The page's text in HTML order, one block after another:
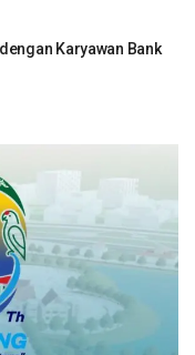
Karyawan Bank